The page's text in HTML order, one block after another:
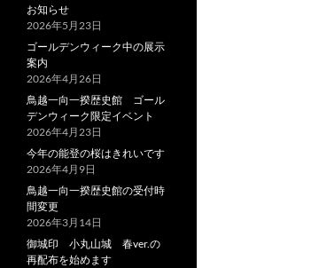
お知らせ
2026年5月23日
ゴールデンウィーク中の展示
案内
2026年4月26日
鳥越一向一揆歴史館 ゴール
デンウィーク限定イベント
2026年4月23日
今年の能登の桜はきれいです
2026年4月9日
鳥越一向一揆歴史館の受付時
間変更
2026年3月14日
御城印 小丸山城 春ver.の
再配布を始めます